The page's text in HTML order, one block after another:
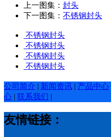
上一图集： 封头
下一图集： 不锈钢封头
不锈钢封头
不锈钢封头
不锈钢封头
不锈钢封头
公司简介 | 新闻资讯 | 产品中心
心 | 联系我们 |
友情链接：